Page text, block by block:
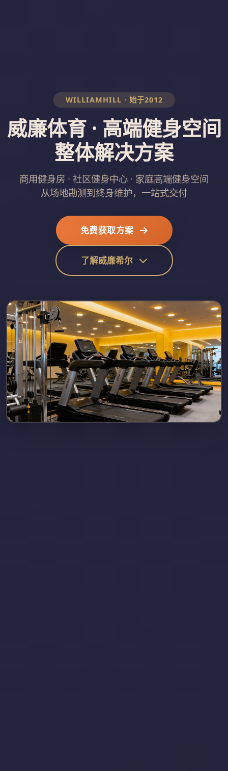
WILLIAMHILL · 始于2012
威廉体育 · 高端健身空间
整体解决方案
商用健身房 · 社区健身中心 · 家庭高端健身空间
从场地勘测到终身维护，一站式交付
免费获取方案
了解威廉希尔